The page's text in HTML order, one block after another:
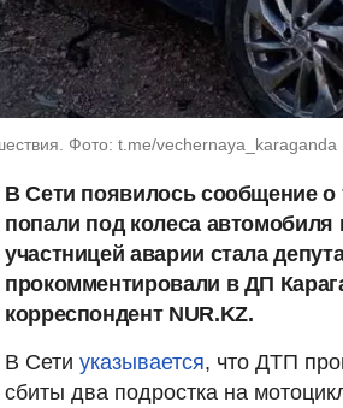
Фото: t.me/vechernaya_karaganda
В Сети появилось сообщение о
попали под колеса
участницей аварии стала
прокомментировали в ДП
корреспондент NUR.KZ.
В Сети указывается, что ДТП
сбиты два подростка на